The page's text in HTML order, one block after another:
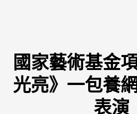
國家藝術基金
光亮》一包養
表演